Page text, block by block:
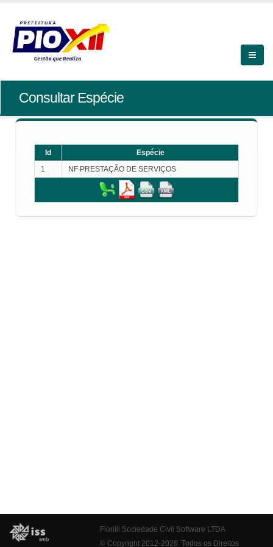
Consultar Espécie
Id
Espécie
1
NF PRESTAÇÃO DE SERVIÇOS
Fiorilli Sociedade Civil Software LTDA
© Copyright 2012-2026. Todos os Direitos